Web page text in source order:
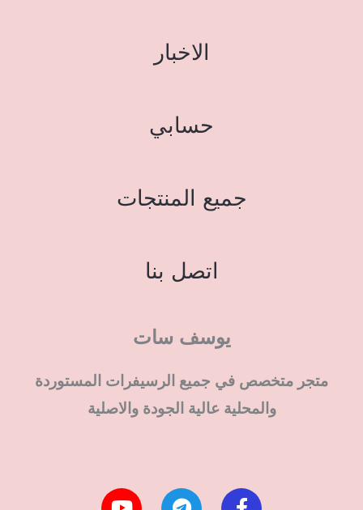
الاخبار
حسابي
جميع المنتجات
اتصل بنا
يوسف سات
متجر متخصص في جميع الرسيفرات المستوردة
والمحلية عالية الجودة والاصلية